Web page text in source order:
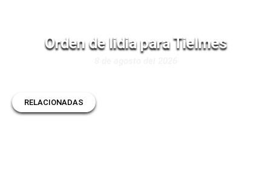
Orden de lidia para Tielmes
RELACIONADAS